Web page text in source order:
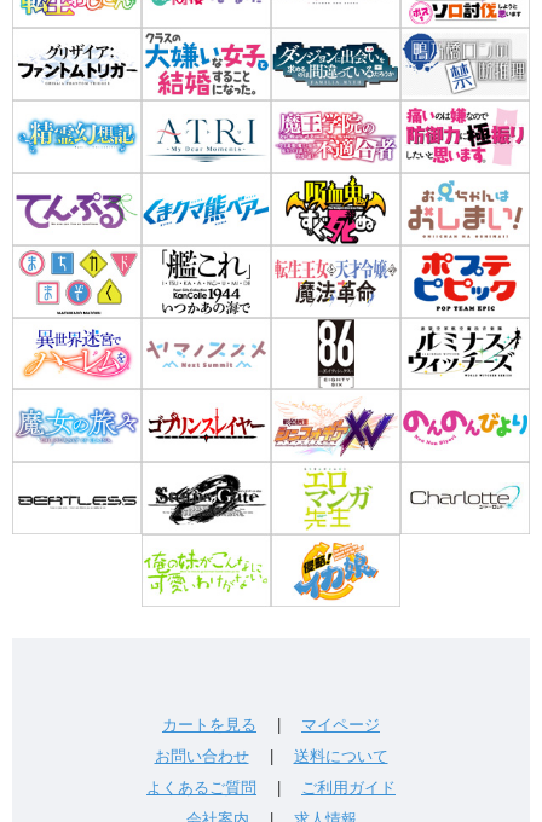
カートを見る
マイページ
お問い合わせ| 送料について
よくあるご質問
ご利用ガイド